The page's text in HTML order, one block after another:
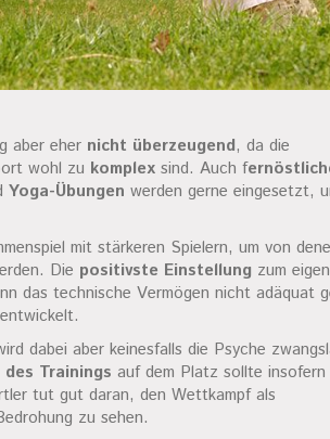
aber eher nicht überzeugend, da die
wohl zu komplex sind. Auch f
Yoga-Übungen werden gerne eingesetzt,
mit stärkeren Spielern, um von
Die positivste Einstellung zum
das technische Vermögen nicht adäquat
dabei aber keinesfalls die Psyche
Trainings auf dem Platz sollte insofern
tut gut daran, den Wettkampf als
zu sehen.